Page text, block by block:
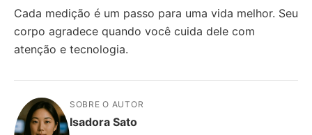
Cada medição é um passo para uma vida melhor. Seu
corpo agradece quando você cuida dele com
atenção e tecnologia.
SOBRE O AUTOR
Isadora Sato